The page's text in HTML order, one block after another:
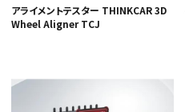
アライメントテスター THINKCAR 3D
Wheel Aligner TCJ